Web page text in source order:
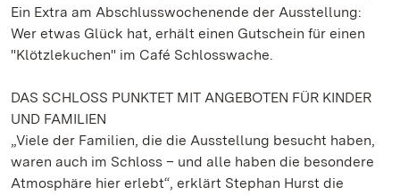
Ein Extra am Abschlusswochenende der Ausstellung:
Wer etwas Glück hat, erhält einen Gutschein für einen
"Klötzlekuchen" im Café Schlosswache.
DAS SCHLOSS PUNKTET MIT ANGEBOTEN FÜR KINDER
UND FAMILIEN
„Viele der Familien, die die Ausstellung besucht haben,
waren auch im Schloss – und alle haben die besondere
Atmosphäre hier erlebt“, erklärt Stephan Hurst die